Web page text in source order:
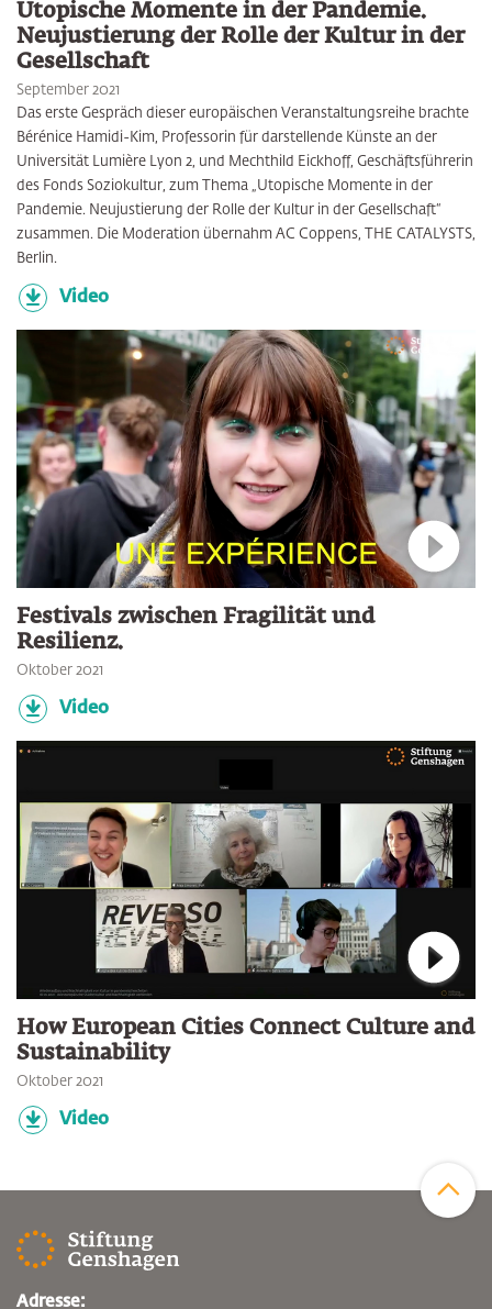
Utopische Momente in der Pandemie.
Neujustierung der Rolle der Kultur in der
Gesellschaft
September 2021
Das erste Gespräch dieser europäischen Veranstaltungsreihe brachte
Bérénice Hamidi-Kim, Professorin für darstellende Künste an der
Universität Lumière Lyon 2, und Mechthild Eickhoff, Geschäftsführerin
des Fonds Soziokultur, zum Thema „Utopische Momente in der
Pandemie. Neujustierung der Rolle der Kultur in der Gesellschaft“
zusammen. Die Moderation übernahm AC Coppens, THE CATALYSTS,
Berlin.
Video
Festivals zwischen Fragilität und
Resilienz.
Oktober 2021
Video
How European Cities Connect Culture and
Sustainability
Oktober 2021
Video
Adresse: